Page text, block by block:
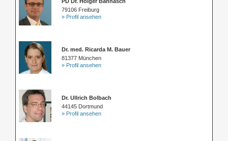
79106 Freiburg
» Profil ansehen
Dr. med. Ricarda M. Bauer
81377 München
» Profil ansehen
Dr. Ullrich Bolbach
44145 Dortmund
» Profil ansehen